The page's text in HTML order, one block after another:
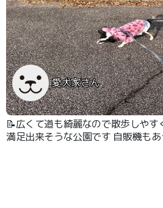
愛犬家さん
📝広くて道も綺麗なので散歩しや
満足出来そうな公園です 自販機も